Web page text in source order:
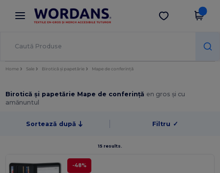
× Aplicația Wordans
Prețuri mai bune în aplicație!
Descarcă app
Home Sale Birotică și papetărie Mape de conferință
Birotică și papetărie Mape de conferință en gros și cu
amănuntul
Sortează după Filtru ✓
15 results.
-48%